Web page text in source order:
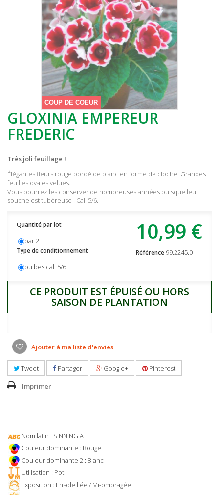
COUP DE COEUR
GLOXINIA EMPEREUR
FREDERIC
Très joli feuillage !
Élégantes fleurs rouge bordé de blanc en forme de cloche. Grandes
feuilles ovales velues.
Vous pourrez les conserver de nombreuses années puisque leur
souche est tubéreuse ! Cal. 5/6.
10,99 €
Référence 99.2245.0
Quantité par lot
par 2
Type de conditionnement
bulbes cal. 5/6
CE PRODUIT EST ÉPUISÉ OU HORS
SAISON DE PLANTATION
Ajouter à ma liste d'envies
Tweet Partager Google+ Pinterest
Imprimer
Nom latin : SINNINGIA
Couleur dominante : Rouge
Couleur dominante 2 : Blanc
Utilisation : Pot
Exposition : Ensoleillée / Mi-ombragée